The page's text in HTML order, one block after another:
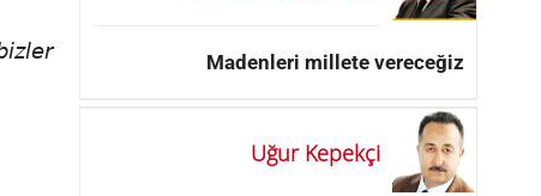
Madenleri millete vereceğiz
Uğur Kepekçi